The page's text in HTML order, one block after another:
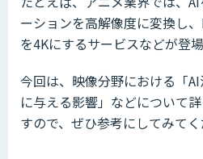
ーションを高解像度に変換し
を4Kにするサービスなどが登
今回は、映像分野における「
に与える影響」などについて
すので、ぜひ参考にしてみてく